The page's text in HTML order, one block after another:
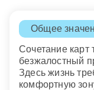
Общее
Сочетание карт
безжалостный
Здесь жизнь
комфортную